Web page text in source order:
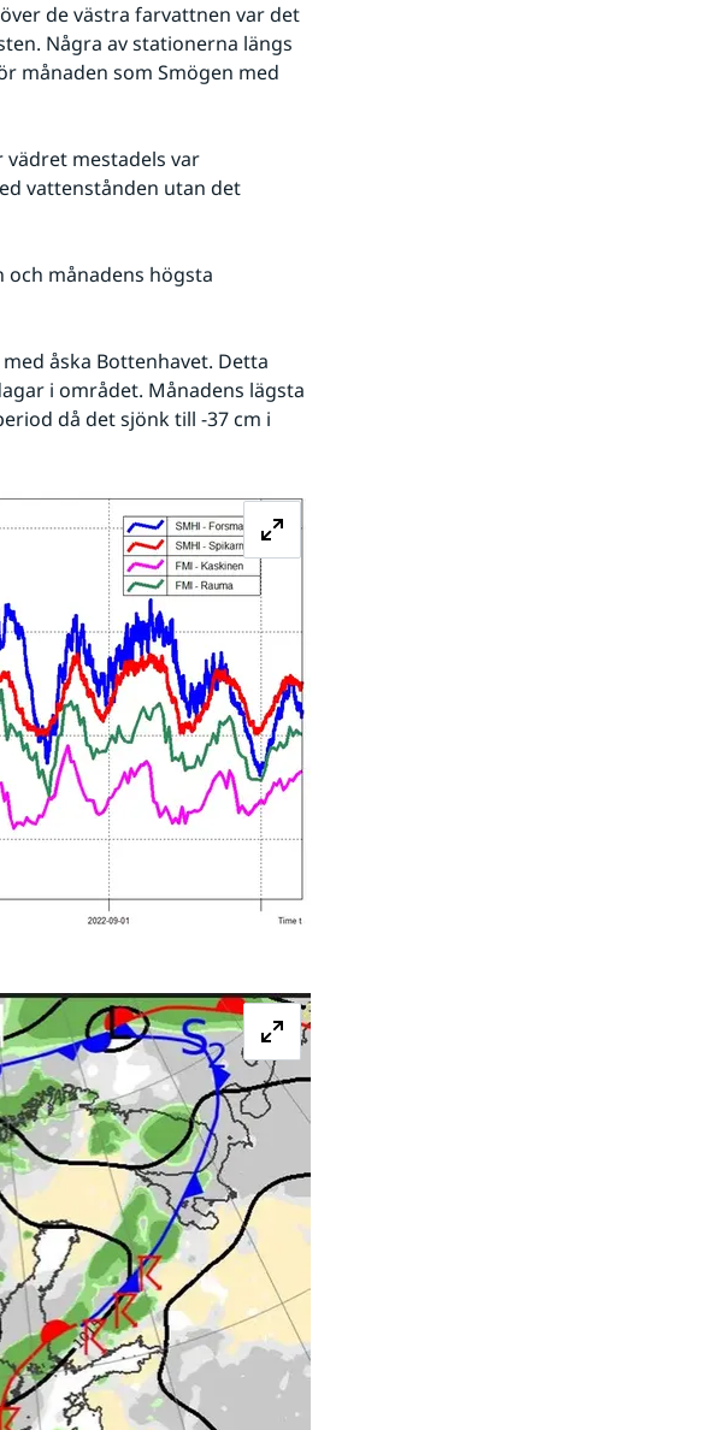
de västra farvattnen var det
Några av stationerna längs
månaden som Smögen med
mestadels var
vattenstånden utan det
och månadens högsta
åska Bottenhavet. Detta
i området. Månadens lägsta
då det sjönk till -37 cm i
Förstora bilden